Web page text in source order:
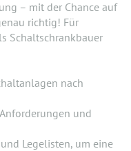
– mit der Chance auf
richtig! Für
Schaltschrankbauer
nach
und
Legelisten, um eine